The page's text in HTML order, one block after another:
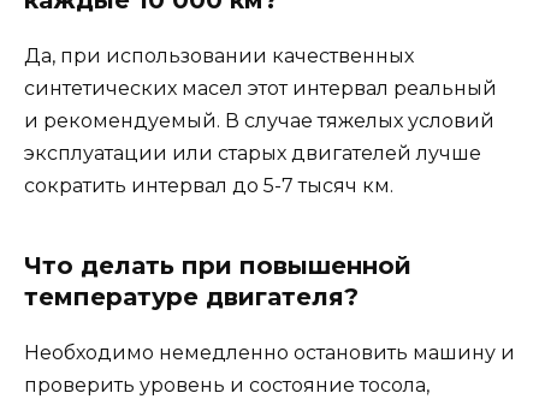
Да, при использовании качественных
синтетических масел этот интервал реальный
и рекомендуемый. В случае тяжелых условий
эксплуатации или старых двигателей лучше
сократить интервал до 5-7 тысяч км.
Что делать при повышенной
температуре двигателя?
Необходимо немедленно остановить машину и
проверить уровень и состояние тосола,